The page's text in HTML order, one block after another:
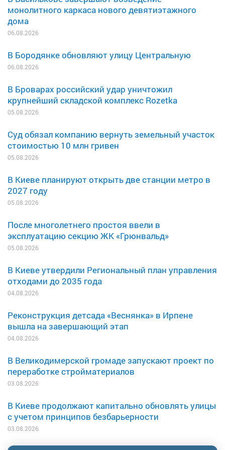
монолитного каркаса нового девятиэтажного
дома
06.08.2026
В Бородянке обновляют улицу Центральную
06.08.2026
В Броварах российский удар уничтожил
крупнейший складской комплекс Rozetka
05.08.2026
Суд обязал компанию вернуть земельный участок
стоимостью 10 млн гривен
05.08.2026
В Киеве планируют открыть две станции метро в
2027 году
05.08.2026
После многолетнего простоя ввели в
эксплуатацию секцию ЖК «Грюнвальд»
05.08.2026
В Киеве утвердили Региональный план управления
отходами до 2035 года
04.08.2026
Реконструкция детсада «Веснянка» в Ирпене
вышла на завершающий этап
04.08.2026
В Великодимерской громаде запускают проект по
переработке стройматериалов
03.08.2026
В Киеве продолжают капитально обновлять улицы
с учетом принципов безбарьерности
03.08.2026